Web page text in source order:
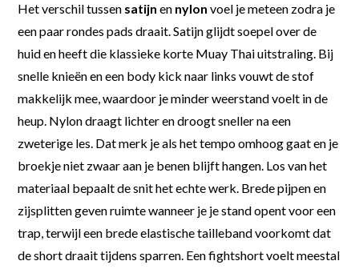
Het verschil tussen satijn en nylon voel je meteen zodra je
een paar rondes pads draait. Satijn glijdt soepel over de
huid en heeft die klassieke korte Muay Thai uitstraling. Bij
snelle knieën en een body kick naar links vouwt de stof
makkelijk mee, waardoor je minder weerstand voelt in de
heup. Nylon draagt lichter en droogt sneller na een
zweterige les. Dat merk je als het tempo omhoog gaat en je
broekje niet zwaar aan je benen blijft hangen. Los van het
materiaal bepaalt de snit het echte werk. Brede pijpen en
zijsplitten geven ruimte wanneer je je stand opent voor een
trap, terwijl een brede elastische tailleband voorkomt dat
de short draait tijdens sparren. Een fightshort voelt meestal